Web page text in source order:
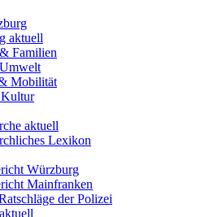
aktuell
Familien
Mobilität
aktuell
Lexikon
Würzburg
Mainfranken
der Polizei